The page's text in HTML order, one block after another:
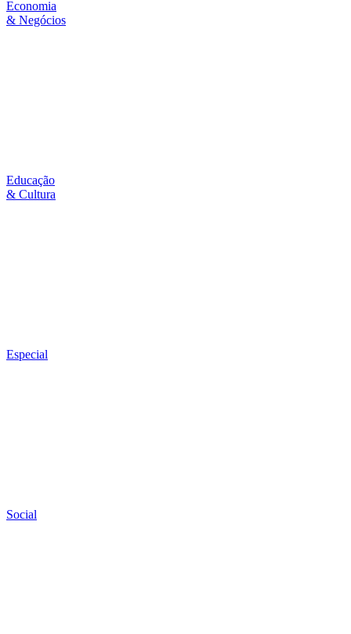
Economia
& Negócios
Educação
& Cultura
Especial
Social